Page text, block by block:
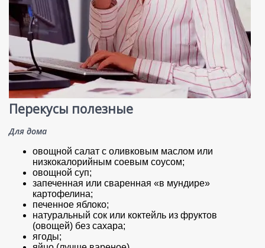
Перекусы полезные
Для дома
овощной салат с оливковым маслом или
низкокалорийным соевым соусом;
овощной суп;
запеченная или сваренная «в мундире»
картофелина;
печенное яблоко;
натуральный сок или коктейль из фруктов
(овощей) без сахара;
ягоды;